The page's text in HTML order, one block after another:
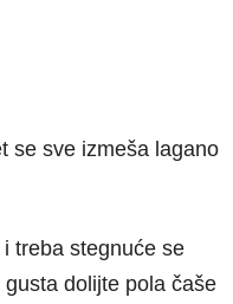
se sve izmeša lagano
treba stegnuće se
dolijte pola čaše